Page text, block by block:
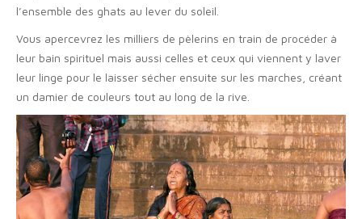
l’ensemble des ghats au lever du soleil.
Vous apercevrez les milliers de pèlerins en train de procéder à
leur bain spirituel mais aussi celles et ceux qui viennent y laver
leur linge pour le laisser sécher ensuite sur les marches, créant
un damier de couleurs tout au long de la rive.